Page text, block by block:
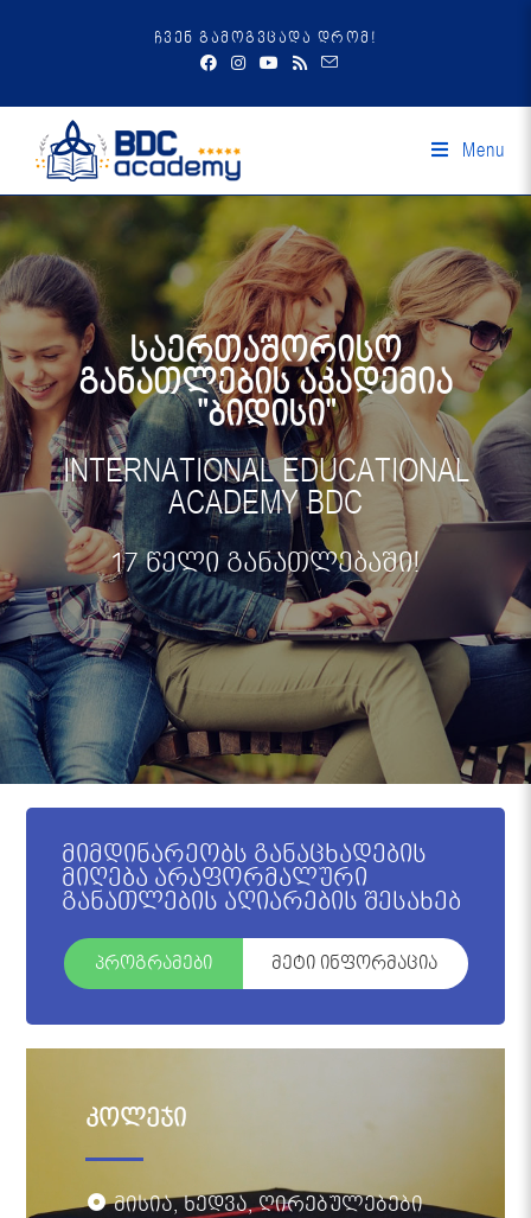
ჩვენ გამოგვცადა დრომ!
Menu
საერთაშორისო
განათლების აკადემია
"ბიდისი"
INTERNATIONAL EDUCATIONAL
ACADEMY BDC
17 წელი განათლებაში!
მიმდინარეობს განაცხადების
მიღება არაფორმალური
განათლების აღიარების შესახებ
პროგრამები მეტი ინფორმაცია
კოლეჯი
მისია, ხედვა, ღირებულებები